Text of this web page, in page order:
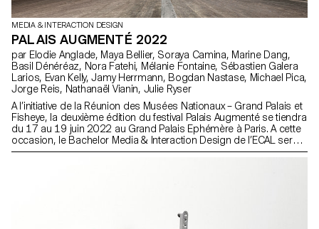
MEDIA & INTERACTION DESIGN
PALAIS AUGMENTÉ 2022
par Elodie Anglade, Maya Bellier, Soraya Camina, Marine Dang,
Basil Dénéréaz, Nora Fatehi, Mélanie Fontaine, Sébastien Galera
Larios, Evan Kelly, Jamy Herrmann, Bogdan Nastase, Michael Pica,
Jorge Reis, Nathanaël Vianin, Julie Ryser
A l’initiative de la Réunion des Musées Nationaux – Grand Palais et
Fisheye, la deuxième édition du festival Palais Augmenté se tiendra
du 17 au 19 juin 2022 au Grand Palais Ephémère à Paris. A cette
occasion, le Bachelor Media & Interaction Design de l’ECAL sera
représenté à plusieurs titres.